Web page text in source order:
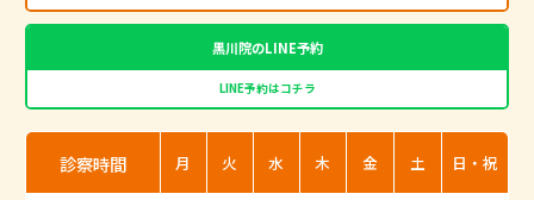
黒川院のLINE予約
LINE予約はコチラ
診察時間 月 火 水 木 金 土 日・祝